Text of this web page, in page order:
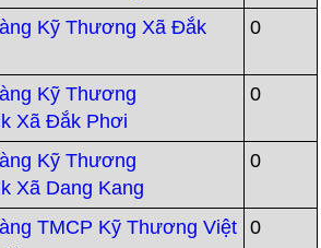
Kỹ Thương Xã Đắk
0
Kỹ Thương
Xã Đắk Phơi
0
Kỹ Thương
Xã Dang Kang
0
TMCP Kỹ Thương Việt
0